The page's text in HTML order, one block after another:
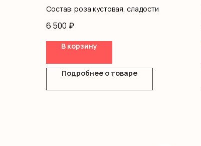
Состав: роза кустовая, сладости
6 500 ₽
В корзину
Подробнее о товаре